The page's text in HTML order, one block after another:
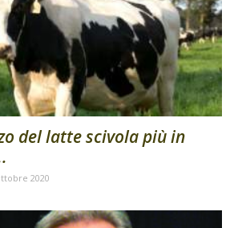
del latte scivola più in
2020